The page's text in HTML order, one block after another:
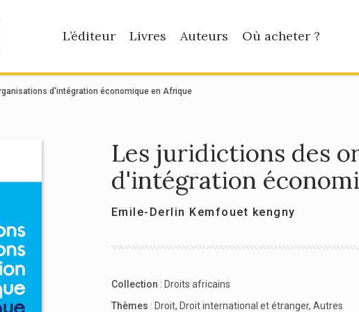
L’éditeur Livres Auteurs Où acheter ?
d'intégration économique en Afrique
Les juridictions des
d'intégration
Emile-Derlin Kemfouet kengny
Collection : Droits africains
Thèmes : Droit, Droit international et étranger, Autres